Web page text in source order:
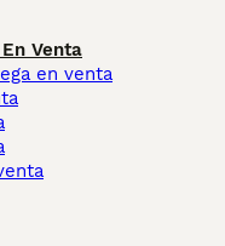
Venta
en venta